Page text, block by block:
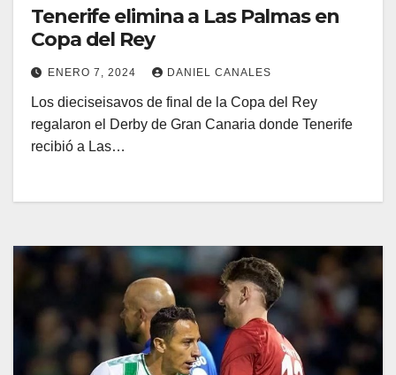
Tenerife elimina a Las Palmas en
Copa del Rey
ENERO 7, 2024 DANIEL CANALES
Los dieciseisavos de final de la Copa del Rey
regalaron el Derby de Gran Canaria donde Tenerife
recibió a Las…